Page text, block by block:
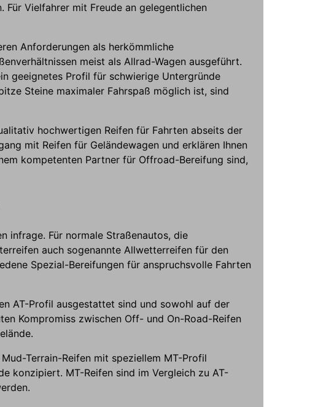
Vielfahrer mit Freude an gelegentlichen
Anforderungen als herkömmliche
meist als Allrad-Wagen ausgeführt.
geeignetes Profil für schwierige Untergründe
Steine maximaler Fahrspaß möglich ist, sind
hochwertigen Reifen für Fahrten abseits der
mit Reifen für Geländewagen und erklären Ihnen
kompetenten Partner für Offroad-Bereifung sind,
infrage. Für normale Straßenautos, die
auch sogenannte Allwetterreifen für den
Spezial-Bereifungen für anspruchsvolle Fahrten
AT-Profil ausgestattet sind und sowohl auf der
Kompromiss zwischen Off- und On-Road-Reifen
Terrain-Reifen mit speziellem MT-Profil
konzipiert. MT-Reifen sind im Vergleich zu AT-